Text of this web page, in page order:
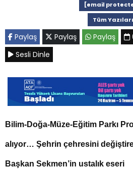
[email
Tüm Yazıları
Paylaş Paylaş Paylaş
Sesli Dinle
Bilim-Doğa-Müze-Eğitim Parkı
alıyor… Şehrin çehresini
Başkan Sekmen’in ustalık eseri